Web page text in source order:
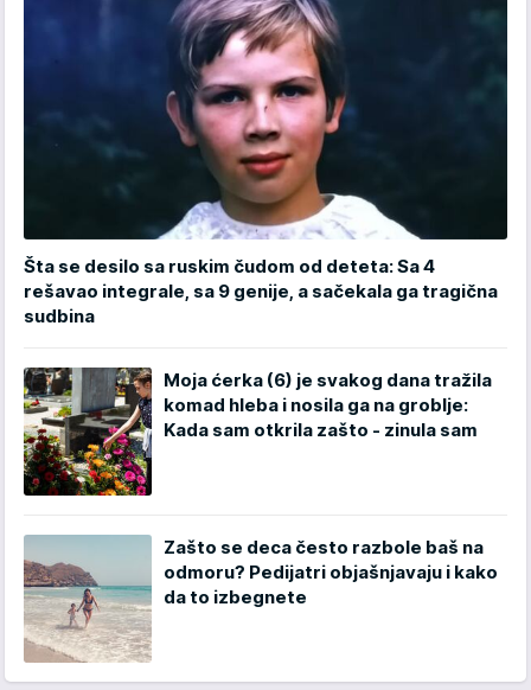
Šta se desilo sa ruskim čudom od deteta: Sa 4
rešavao integrale, sa 9 genije, a sačekala ga tragična
sudbina
Moja ćerka (6) je svakog dana tražila
komad hleba i nosila ga na groblje:
Kada sam otkrila zašto - zinula sam
Zašto se deca često razbole baš na
odmoru? Pedijatri objašnjavaju i kako
da to izbegnete